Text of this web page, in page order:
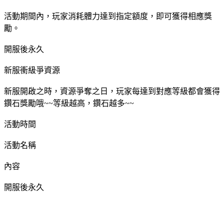
活動期間內，玩家消耗體力達到指定額度，即可獲得相應獎
勵。
開服後永久
新服衝級爭資源
新服開啟之時，資源爭奪之日，玩家每達到對應等級都會獲得
鑽石獎勵哦~~等級越高，鑽石越多~~
活動時間
活動名稱
內容
開服後永久